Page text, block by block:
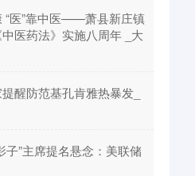
“医”靠中医——萧县新庄镇
医药法》实施八周年 _大
醒防范基孔肯雅热暴发_
子”主席提名悬念：美联储